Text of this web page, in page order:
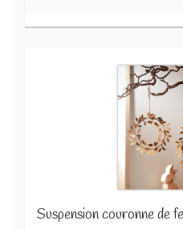
Suspension couronne de